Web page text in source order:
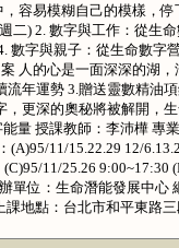
容易模糊自己的模樣，
二) 2. 數字與工作：從生
數字與親子：從生命數字
人的心是一面深深的湖
年運勢 3.贈送靈數精油
更深的奧秘將被解開，
量 授課教師：李沛樺 專
11/15.22.29 12/
11/25.26 9:00~17:30
單位：生命潛能發展中心
地點：台北市和平東路